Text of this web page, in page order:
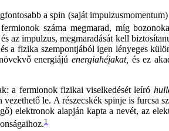
a spin (saját
száma megmarad, míg
az impulzus, megmaradását kell
a fizika szempontjából igen lényeges
energiájú energiahéjakat, és ez
a fermionok fizikai viselkedését leíró
le. A részecskék spinje is furcsa
elektronok alapján kapta a nevét, az
1